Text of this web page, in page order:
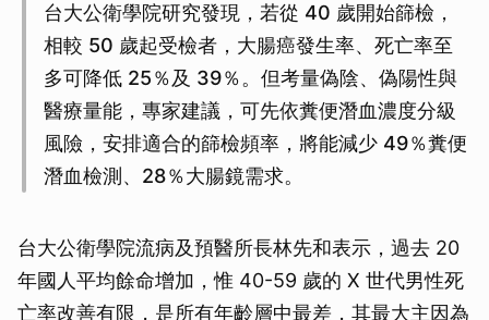
台大公衛學院研究發現，若從 40 歲開始篩檢，
相較 50 歲起受檢者，大腸癌發生率、死亡率至
多可降低 25％及 39％。但考量偽陰、偽陽性與
醫療量能，專家建議，可先依糞便潛血濃度分級
風險，安排適合的篩檢頻率，將能減少 49％糞便
潛血檢測、28％大腸鏡需求。
台大公衛學院流病及預醫所長林先和表示，過去 20
年國人平均餘命增加，惟 40-59 歲的 X 世代男性死
亡率改善有限，是所有年齡層中最差，其最大主因為